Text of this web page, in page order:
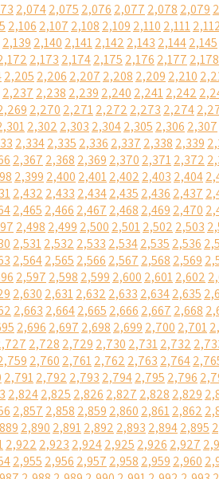
2,0742,075 2,076 2,077 2,078 2,079
2,106 2,107 2,108 2,109 2,110 2,111
2,139 2,140 2,1412,142 2,143 2,1442,145
2,173 2,1742,175 2,176 2,177 2,178
2,205 2,206 2,207 2,208 2,209 2,210
2,237 2,238 2,239 2,240 2,2412,242
2,270 2,2712,272 2,273 2,274
2,302 2,303 2,3042,305 2,306 2,307
2,3342,335 2,336 2,337 2,338 2,339
2,367 2,368 2,369 2,370 2,3712,372
2,399 2,400 2,4012,402 2,403 2,404
2,432 2,433 2,4342,435 2,436 2,437
2,465 2,466 2,467 2,468 2,469 2,470
2,498 2,499 2,500 2,5012,502 2,503
2,5312,532 2,533 2,5342,535 2,536
2,5642,565 2,566 2,567 2,568 2,569
2,597 2,598 2,599 2,600 2,6012,602
2,630 2,6312,632 2,633 2,6342,635
2,663 2,6642,665 2,666 2,667 2,668
2,696 2,697 2,698 2,699 2,700 2,701
2,728 2,729 2,730 2,7312,732
2,760 2,7612,762 2,763 2,764
2,7912,792 2,793 2,7942,795 2,796
2,8242,825 2,826 2,827 2,828 2,829
2,857 2,858 2,859 2,860 2,8612,862
2,890 2,8912,892 2,893 2,8942,895
2,922 2,923 2,9242,925 2,926 2,927
2,955 2,956 2,957 2,958 2,959 2,960